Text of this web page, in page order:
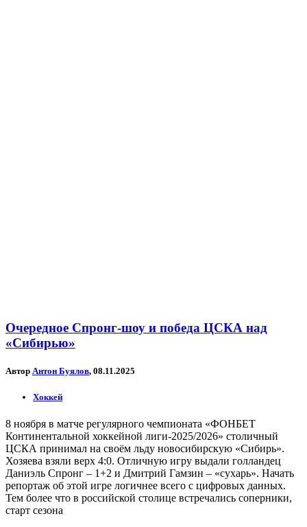
Очередное Спронг-шоу и победа ЦСКА над
«Сибирью»
Автор Антон Буялов, 08.11.2025
Хоккей
8 ноября в матче регулярного чемпионата «ФОНБЕТ
Континентальной хоккейной лиги-2025/2026» столичный
ЦСКА принимал на своём льду новосибирскую «Сибирь».
Хозяева взяли верх 4:0. Отличную игру выдали голландец
Даниэль Спронг – 1+2 и Дмитрий Гамзин – «сухарь». Начать
репортаж об этой игре логичнее всего с цифровых данных.
Тем более что в российской столице встречались соперники,
старт сезона